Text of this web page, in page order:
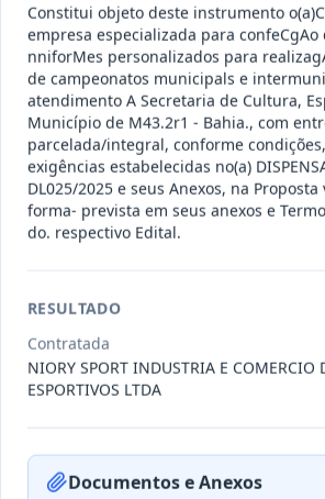
011-
2023
Termo
Inicial
Contratação de empresa
na realização de evento
Situação: Encerrado Data:04/08/2026
010-
Inicial
Constitui o objeto do
Situação:
009-
2023
Contratação de pessoa
prestação de serviços de
Constitui objeto deste instrumento
empresa especializada para confeCgAo
nniforMes personalizados para
de campeonatos municipals e
atendimento A Secretaria de Cultura,
Município de M43.2r1 - Bahia., com
parcelada/integral, conforme
exigências estabelecidas no(a)
DL025/2025 e seus Anexos, na
forma- prevista em seus anexos e
do. respectivo Edital.
RESULTADO
Contratada
NIORY SPORT INDUSTRIA E COMERCIO
ESPORTIVOS LTDA
Documentos e Anexos